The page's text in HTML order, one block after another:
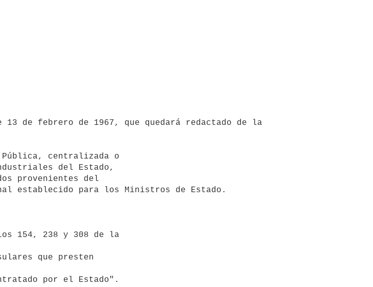
de febrero de 1967, que quedará redactado de la
Pública, centralizada o
del Estado,
provenientes del
establecido para los Ministros de Estado.
154, 238 y 308 de la
que presten
por el Estado".